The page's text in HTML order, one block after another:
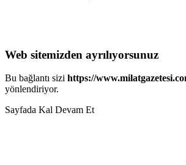
Web sitemizden ayrılıyorsunuz
Bu bağlantı sizi https://
yönlendiriyor.
Sayfada Kal Devam Et